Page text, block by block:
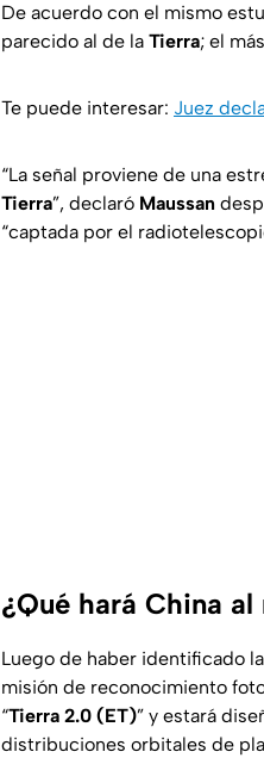
De acuerdo con el mismo
parecido al de la Tierra; el
Te puede interesar: Juez
“La señal proviene de una
Tierra”, declaró Maussan
“captada por el
¿Qué hará China
Luego de haber identificado
misión de reconocimiento
“Tierra 2.0 (ET)” y estará
distribuciones orbitales de